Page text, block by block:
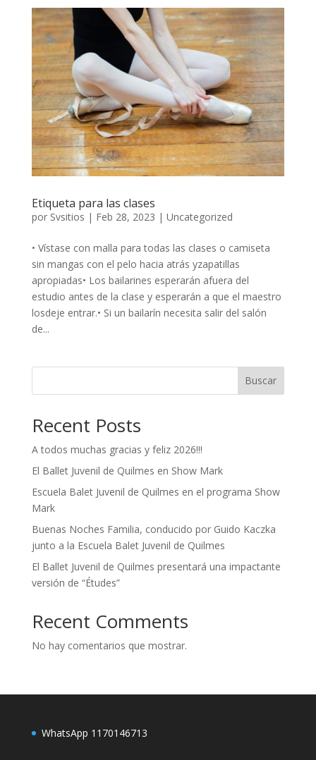
Etiqueta para las clases
por Svsitios | Feb 28, 2023 | Uncategorized
• Vístase con malla para todas las clases o camiseta
sin mangas con el pelo hacia atrás yzapatillas
apropiadas• Los bailarines esperarán afuera del
estudio antes de la clase y esperarán a que el maestro
losdeje entrar.• Si un bailarín necesita salir del salón
de...
Buscar
Recent Posts
A todos muchas gracias y feliz 2026!!!
El Ballet Juvenil de Quilmes en Show Mark
Escuela Balet Juvenil de Quilmes en el programa Show
Mark
Buenas Noches Familia, conducido por Guido Kaczka
junto a la Escuela Balet Juvenil de Quilmes
El Ballet Juvenil de Quilmes presentará una impactante
versión de “Études”
Recent Comments
No hay comentarios que mostrar.
WhatsApp 1170146713